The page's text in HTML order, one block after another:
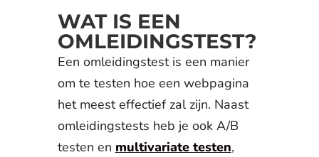
WAT IS EEN
OMLEIDINGSTEST?
Een omleidingstest is een manier
om te testen hoe een webpagina
het meest effectief zal zijn. Naast
omleidingstests heb je ook A/B
testen en multivariate testen,